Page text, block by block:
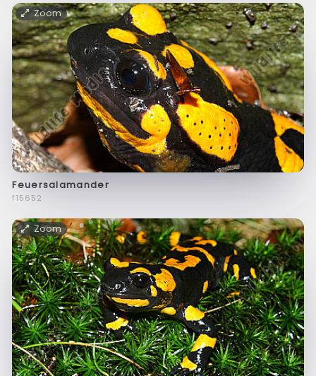
Zoom
Feuersalamander
f15652
Zoom